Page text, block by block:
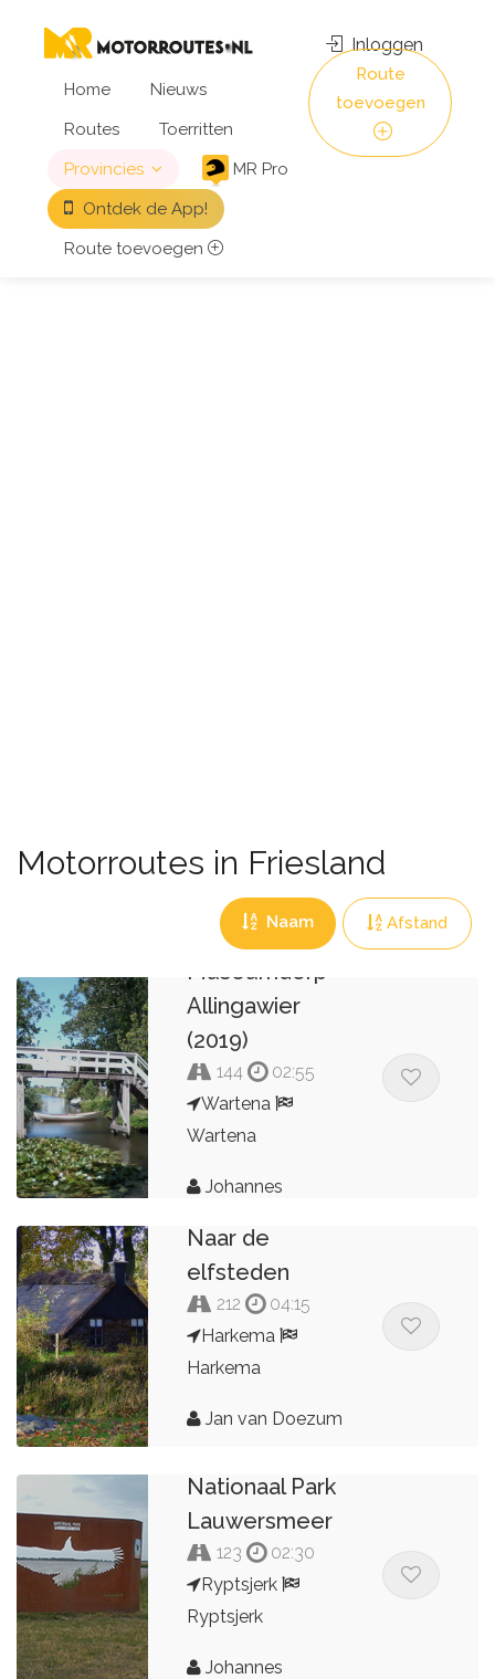
Home
Nieuws
Routes
Toerritten
Provincies
MR Pro
Ontdek de App!
Route toevoegen
Inloggen
Route
toevoegen
Motorroutes in Friesland
Naam Afstand
Museumdorp
Allingawier
(2019)
144
02:55
Wartena
Wartena
Johannes
Naar de
elfsteden
212
04:15
Harkema
Harkema
Jan van Doezum
Nationaal Park
Lauwersmeer
123
02:30
Ryptsjerk
Ryptsjerk
Johannes